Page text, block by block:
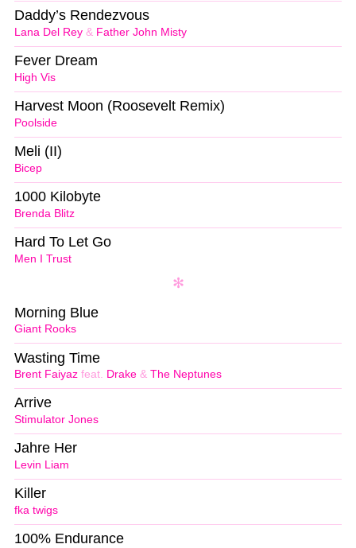
Lana Del Rey & Father John Misty
Daddy’s Rendezvous
High Vis
Fever Dream
Poolside
Harvest Moon (Roosevelt Remix)
Bicep
Meli (II)
Brenda Blitz
1000 Kilobyte
Men I Trust
Hard To Let Go
Giant Rooks
Morning Blue
Brent Faiyaz feat. Drake & The Neptunes
Wasting Time
Stimulator Jones
Arrive
Levin Liam
Jahre Her
fka twigs
Killer
100% Endurance